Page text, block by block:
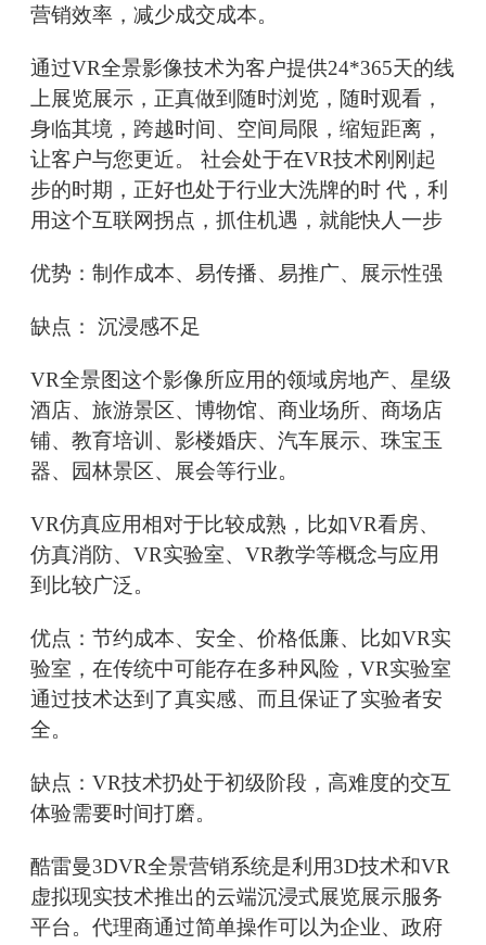
营销效率，减少成交成本。
通过VR全景影像技术为客户提供24*365天的线
上展览展示，正真做到随时浏览，随时观看，
身临其境，跨越时间、空间局限，缩短距离，
让客户与您更近。 社会处于在VR技术刚刚起
步的时期，正好也处于行业大洗牌的时 代，利
用这个互联网拐点，抓住机遇，就能快人一步
优势：制作成本、易传播、易推广、展示性强
缺点： 沉浸感不足
VR全景图这个影像所应用的领域房地产、星级
酒店、旅游景区、博物馆、商业场所、商场店
铺、教育培训、影楼婚庆、汽车展示、珠宝玉
器、园林景区、展会等行业。
VR仿真应用相对于比较成熟，比如VR看房、
仿真消防、VR实验室、VR教学等概念与应用
到比较广泛。
优点：节约成本、安全、价格低廉、比如VR实
验室，在传统中可能存在多种风险，VR实验室
通过技术达到了真实感、而且保证了实验者安
全。
缺点：VR技术扔处于初级阶段，高难度的交互
体验需要时间打磨。
酷雷曼3DVR全景营销系统是利用3D技术和VR
虚拟现实技术推出的云端沉浸式展览展示服务
平台。代理商通过简单操作可以为企业、政府